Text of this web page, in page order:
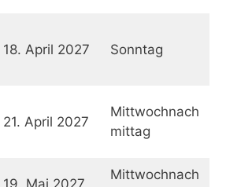
18. April 2027 Sonntag
21. April 2027
Mittwochnach
mittag
19. Mai 2027
Mittwochnach